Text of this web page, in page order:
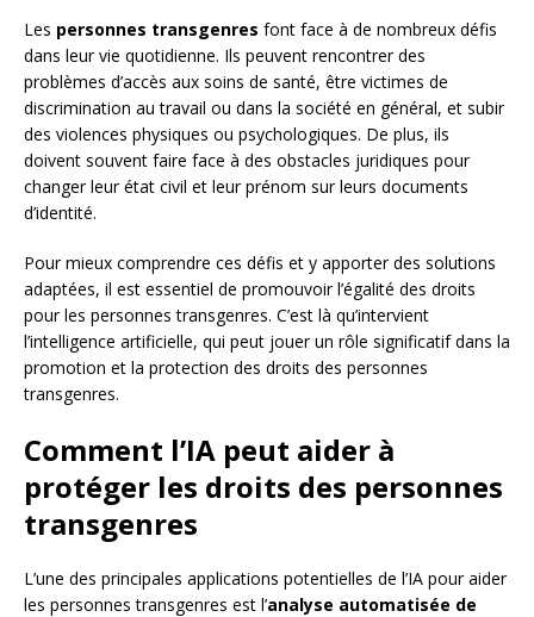
Les personnes transgenres font face à de nombreux défis
dans leur vie quotidienne. Ils peuvent rencontrer des
problèmes d’accès aux soins de santé, être victimes de
discrimination au travail ou dans la société en général, et subir
des violences physiques ou psychologiques. De plus, ils
doivent souvent faire face à des obstacles juridiques pour
changer leur état civil et leur prénom sur leurs documents
d’identité.
Pour mieux comprendre ces défis et y apporter des solutions
adaptées, il est essentiel de promouvoir l’égalité des droits
pour les personnes transgenres. C’est là qu’intervient
l’intelligence artificielle, qui peut jouer un rôle significatif dans la
promotion et la protection des droits des personnes
transgenres.
Comment l’IA peut aider à
protéger les droits des personnes
transgenres
L’une des principales applications potentielles de l’IA pour aider
les personnes transgenres est l’analyse automatisée de